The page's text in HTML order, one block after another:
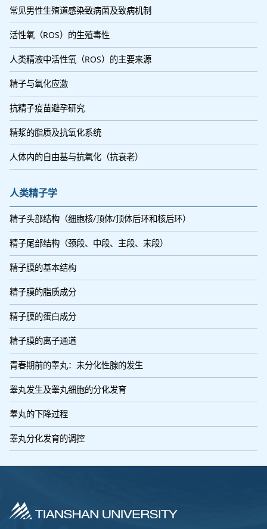
常见男性生殖道感染致病菌及致病机制
活性氧（ROS）的生殖毒性
人类精液中活性氧（ROS）的主要来源
精子与氧化应激
抗精子疫苗避孕研究
精浆的脂质及抗氧化系统
人体内的自由基与抗氧化（抗衰老）
人类精子学
精子头部结构（细胞核/顶体/顶体后环和核后环）
精子尾部结构（颈段、中段、主段、末段）
精子膜的基本结构
精子膜的脂质成分
精子膜的蛋白成分
精子膜的离子通道
青春期前的睾丸：未分化性腺的发生
睾丸发生及睾丸细胞的分化发育
睾丸的下降过程
睾丸分化发育的调控